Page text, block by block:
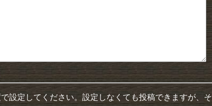
定してください。設定しなくても投稿できますが、